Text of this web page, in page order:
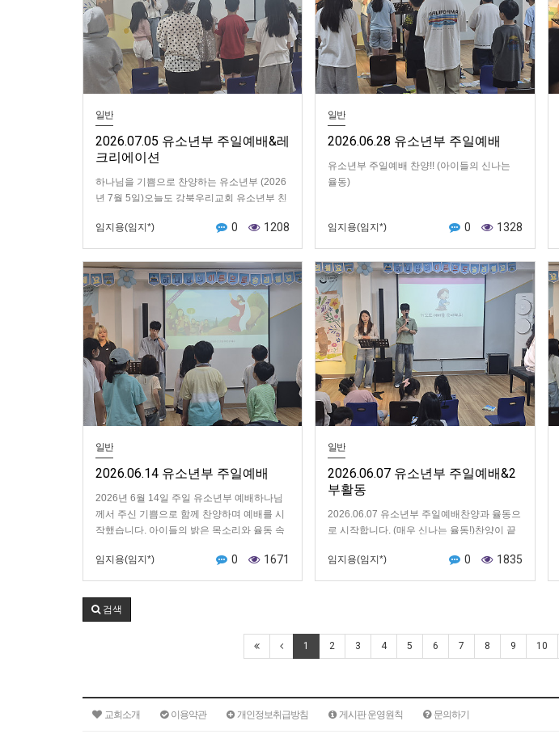
일반
2026.07.05 유소년부 주일예배&레
크리에이션
하나님을 기쁨으로 찬양하는 유소년부 (2026
년 7월 5일)오늘도 강북우리교회 유소년부 친
시작했습니다.밝은 미소와 힘찬 율동, 정성 어
린…
임지용(임지*) 0 1208
일반
2026.06.28 유소년부 주일예배
유소년부 주일예배 찬양!! (아이들의 신나는
율동)
임지용(임지*) 0 1328
일반
2026.06.14 유소년부 주일예배
2026년 6월 14일 주일 유소년부 예배하나님
께서 주신 기쁨으로 함께 찬양하며 예배를 시
작했습니다. 아이들의 밝은 목소리와 율동 속
이었…
임지용(임지*) 0 1671
일반
2026.06.07 유소년부 주일예배&2
부활동
2026.06.07 유소년부 주일예배찬양과 율동으
로 시작합니다. (매우 신나는 율동!)찬양이 끝
금 시간후 말씀을 들으며 하나님에 대해 …
임지용(임지*) 0 1835
검색
1 2 3 4 5 6 7 8 9 10
교회소개 이용약관 개인정보취급방침 게시판 운영원칙 문의하기